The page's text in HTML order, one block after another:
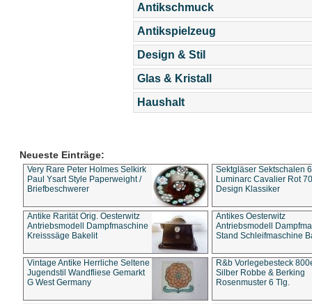
Antikschmuck
Antikspielzeug
Design & Stil
Glas & Kristall
Haushalt
Neueste Einträge:
Very Rare Peter Holmes Selkirk
Paul Ysart Style Paperweight /
Briefbeschwerer
Sektgläser Sektschalen
Luminarc Cavalier Rot
Design Klassiker
Antike Rarität Orig. Oesterwitz
Antriebsmodell Dampfmaschine
Kreisssäge Bakelit
Antikes Oesterwitz
Antriebsmodell
Stand Schleifmaschine
Vintage Antike Herrliche Seltene
Jugendstil Wandfliese Gemarkt
G West Germany
R&b Vorlegebesteck
Silber Robbe & Berking
Rosenmuster 6 Tlg.